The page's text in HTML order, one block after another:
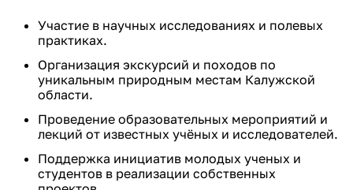
Участие в научных исследованиях и полевых
практиках.
Организация экскурсий и походов по
уникальным природным местам Калужской
области.
Проведение образовательных мероприятий и
лекций от известных учёных и исследователей.
Поддержка инициатив молодых ученых и
студентов в реализации собственных